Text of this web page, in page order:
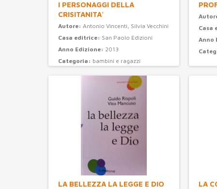
I PERSONAGGI DELLA
CRISITANITA'
Autore: Antonio Vincenti, Silvia Vecchini
Casa editrice: San Paolo Edizioni
Anno Edizione: 2013
Categoria: bambini e ragazzi
Casa
Anno
LA BELLEZZA LA LEGGE E DIO
LA